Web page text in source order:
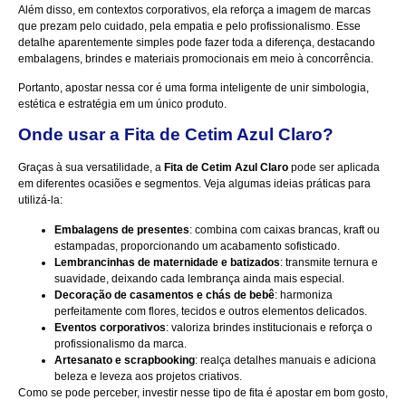
Além disso, em contextos corporativos, ela reforça a imagem de marcas
que prezam pelo cuidado, pela empatia e pelo profissionalismo. Esse
detalhe aparentemente simples pode fazer toda a diferença, destacando
embalagens, brindes e materiais promocionais em meio à concorrência.
Portanto, apostar nessa cor é uma forma inteligente de unir simbologia,
estética e estratégia em um único produto.
Onde usar a Fita de Cetim Azul Claro?
Graças à sua versatilidade, a Fita de Cetim Azul Claro pode ser aplicada
em diferentes ocasiões e segmentos. Veja algumas ideias práticas para
utilizá-la:
Embalagens de presentes: combina com caixas brancas, kraft ou
estampadas, proporcionando um acabamento sofisticado.
Lembrancinhas de maternidade e batizados: transmite ternura e
suavidade, deixando cada lembrança ainda mais especial.
Decoração de casamentos e chás de bebê: harmoniza
perfeitamente com flores, tecidos e outros elementos delicados.
Eventos corporativos: valoriza brindes institucionais e reforça o
profissionalismo da marca.
Artesanato e scrapbooking: realça detalhes manuais e adiciona
beleza e leveza aos projetos criativos.
Como se pode perceber, investir nesse tipo de fita é apostar em bom gosto,